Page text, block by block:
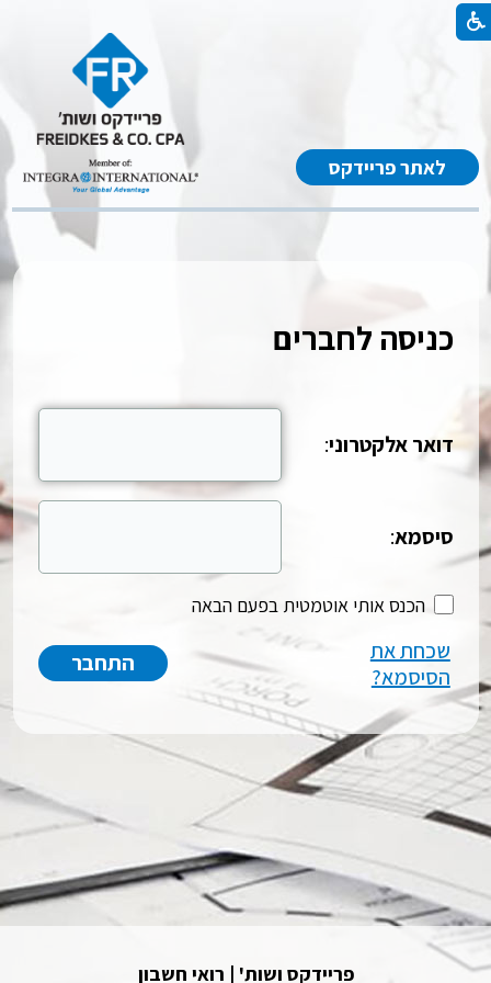
לאתר פריידקס
כניסה לחברים
דואר אלקטרוני:
סיסמא:
הכנס אותי אוטמטית בפעם הבאה
שכחת את
הסיסמא?
פריידקס ושות' | רואי חשבון